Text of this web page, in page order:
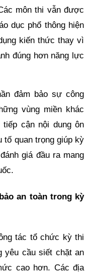
môn thi vẫn được
dục phổ thông hiện
kiến thức thay vì
đúng hơn năng lực
đảm bảo sự công
vùng miền khác
tiếp cận nội dung ôn
tố quan trọng giúp kỳ
giá đầu ra mang
an toàn trong kỳ
tác tổ chức kỳ thi
yêu cầu siết chặt an
cao hơn. Các địa